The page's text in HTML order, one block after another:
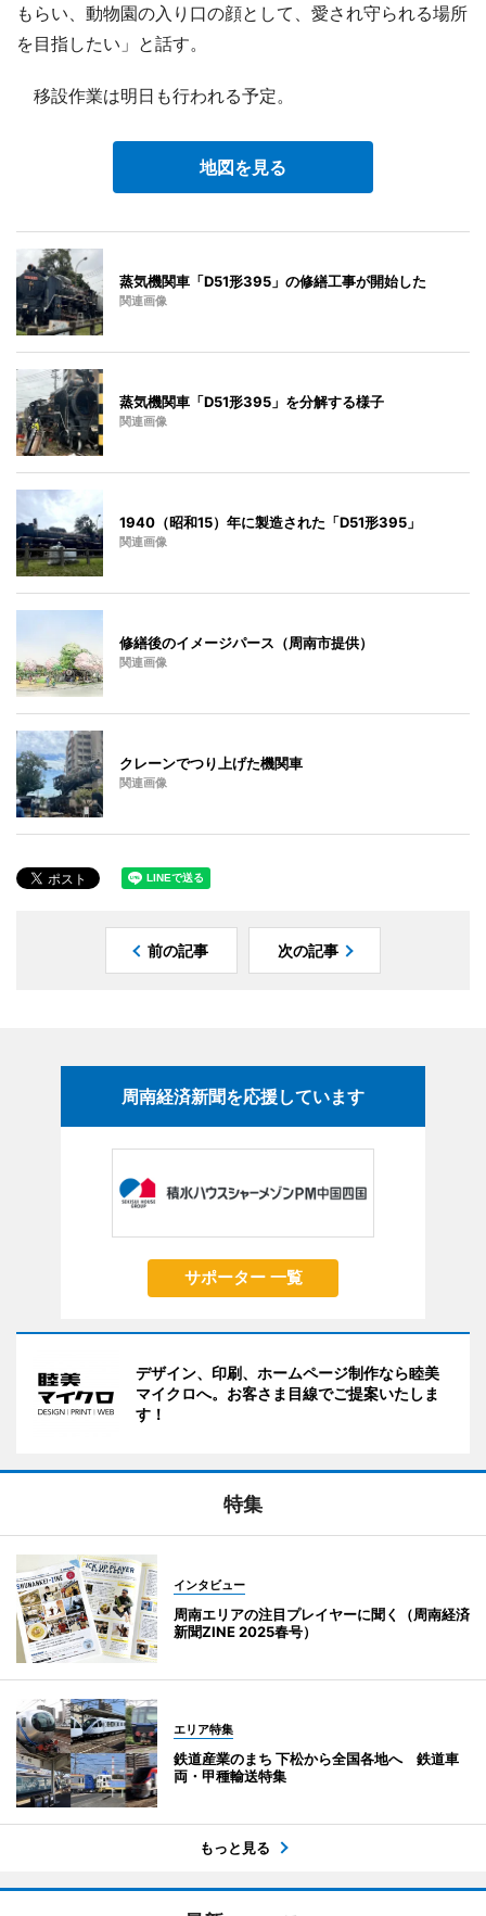
もらい、動物園の入り口の顔として、愛され守られる場所
を目指したい」と話す。
移設作業は明日も行われる予定。
地図を見る
蒸気機関車「D51形395」の修繕工事が開始した
関連画像
蒸気機関車「D51形395」を分解する様子
関連画像
1940（昭和15）年に製造された「D51形395」
関連画像
修繕後のイメージパース（周南市提供）
関連画像
クレーンでつり上げた機関車
関連画像
前の記事 次の記事
周南経済新聞を応援しています
サポーター 一覧
デザイン、印刷、ホームページ制作なら睦美
マイクロへ。お客さま目線でご提案いたしま
す！
特集
インタビュー
周南エリアの注目プレイヤーに聞く（周南経済
新聞ZINE 2025春号）
エリア特集
鉄道産業のまち 下松から全国各地へ 鉄道車
両・甲種輸送特集
もっと見る